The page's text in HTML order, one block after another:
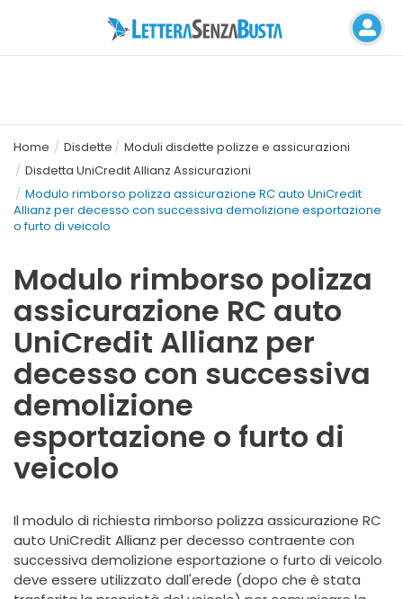
Home Disdette
Moduli disdette polizze e assicurazioni
Disdetta UniCredit Allianz Assicurazioni
Modulo rimborso polizza assicurazione RC auto UniCredit
Allianz per decesso con successiva demolizione esportazione
o furto di veicolo
Modulo rimborso polizza
assicurazione RC auto
UniCredit Allianz per
decesso con successiva
demolizione
esportazione o furto di
veicolo
Il modulo di richiesta rimborso polizza assicurazione RC
auto UniCredit Allianz per decesso contraente con
successiva demolizione esportazione o furto di veicolo
deve essere utilizzato dall'erede (dopo che è stata